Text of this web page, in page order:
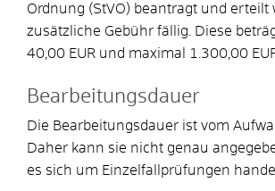
Ordnung (StVO) beantragt und erteilt
zusätzliche Gebühr fällig. Diese
40,00 EUR und maximal 1.300,00 EUR
Bearbeitungsdauer
Die Bearbeitungsdauer ist vom
Daher kann sie nicht genau
es sich um Einzelfallprüfungen